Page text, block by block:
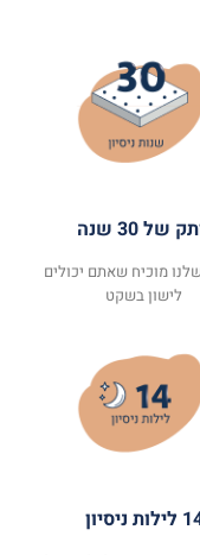
של 30 שנה
מוכיח שאתם יכולים
לישון בשקט
ניסיון